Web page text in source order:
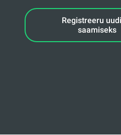
Registreeru
saamiseks